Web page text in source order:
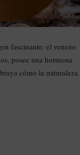
fascinante: el veneno
posee una hormona
cómo la naturaleza